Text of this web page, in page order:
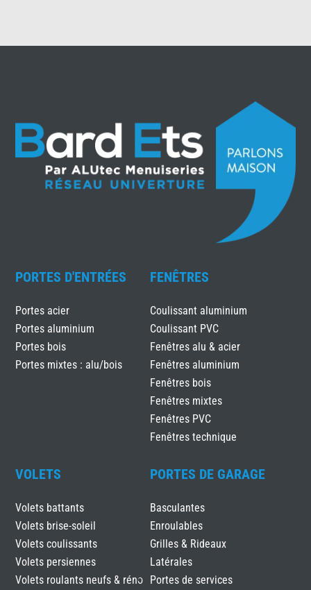
PORTES D'ENTRÉES
Portes acier
Portes aluminium
Portes bois
Portes mixtes : alu/bois
FENÊTRES
Coulissant aluminium
Coulissant PVC
Fenêtres alu & acier
Fenêtres aluminium
Fenêtres bois
Fenêtres mixtes
Fenêtres PVC
Fenêtres technique
VOLETS
Volets battants
Volets brise-soleil
Volets coulissants
Volets persiennes
Volets roulants neufs & réno
PORTES DE GARAGE
Basculantes
Enroulables
Grilles & Rideaux
Latérales
Portes de services